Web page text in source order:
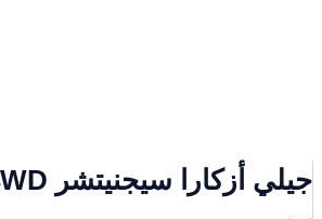
جيلي أزكارا سيجنيتشر 4WD أوتوماتيك